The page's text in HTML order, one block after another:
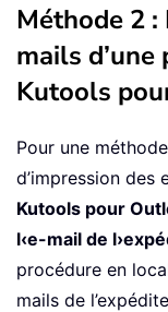
Méthode 2
mails d’une
Kutools
Pour une
d’impression des
Kutools pour
l‹e-mail de
procédure en
mails de